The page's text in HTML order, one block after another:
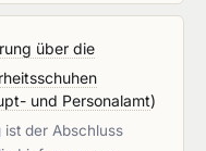
über die
und Personalamt)
ist der Abschluss